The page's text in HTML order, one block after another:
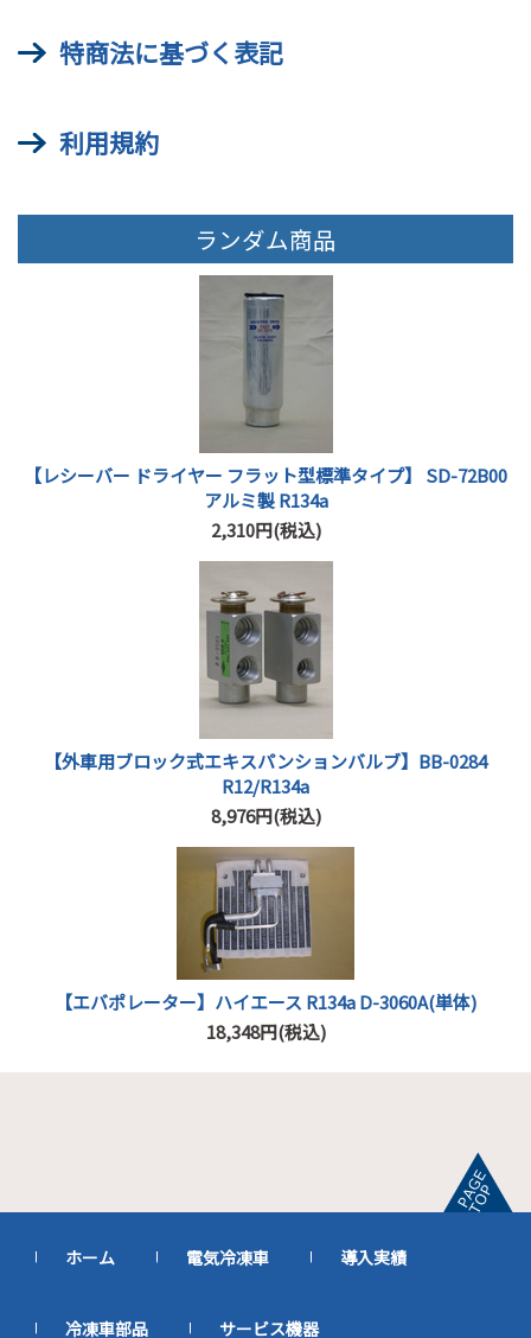
特商法に基づく表記
利用規約
ランダム商品
【レシーバー ドライヤー フラット型標準タイプ】 SD-72B00
アルミ製 R134a
2,310円(税込)
【外車用ブロック式エキスパンションバルブ】BB-0284
R12/R134a
8,976円(税込)
【エバポレーター】ハイエース R134a D-3060A(単体)
18,348円(税込)
ホーム 電気冷凍車 導入実績
冷凍車部品 サービス機器